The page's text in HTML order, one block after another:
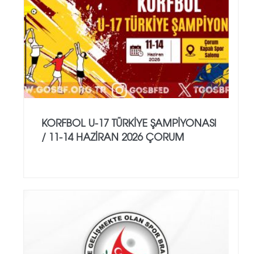
KORFBOL U-17 TÜRKİYE ŞAMPİYONASI
/ 11-14 HAZİRAN 2026 ÇORUM